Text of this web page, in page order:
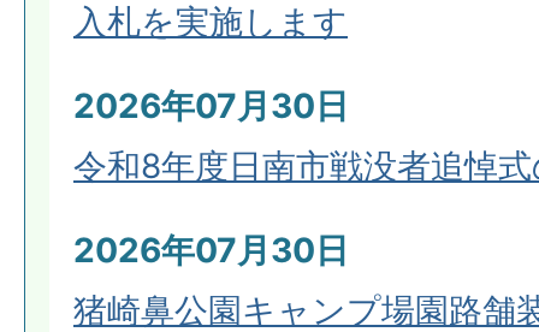
入札を実施します
2026年07月30日
令和8年度日南市戦没者追悼
2026年07月30日
猪崎鼻公園キャンプ場園路舗